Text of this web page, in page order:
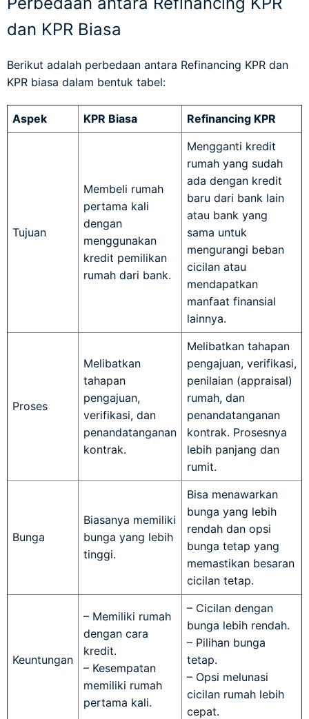
dan KPR Biasa
Berikut adalah perbedaan antara Refinancing KPR dan
KPR biasa dalam bentuk tabel:
Aspek KPR Biasa Refinancing KPR
Tujuan
Membeli rumah
pertama kali
dengan
menggunakan
kredit pemilikan
rumah dari bank.
Mengganti kredit
rumah yang sudah
ada dengan kredit
baru dari bank lain
atau bank yang
sama untuk
mengurangi beban
cicilan atau
mendapatkan
manfaat finansial
lainnya.
Proses
Melibatkan
tahapan
pengajuan,
verifikasi, dan
penandatanganan
kontrak.
Melibatkan tahapan
pengajuan, verifikasi,
penilaian (appraisal)
rumah, dan
penandatanganan
kontrak. Prosesnya
lebih panjang dan
rumit.
Bunga
Biasanya memiliki
bunga yang lebih
tinggi.
Bisa menawarkan
bunga yang lebih
rendah dan opsi
bunga tetap yang
memastikan besaran
cicilan tetap.
Keuntungan
– Memiliki rumah
dengan cara
kredit.
– Kesempatan
memiliki rumah
pertama kali.
– Cicilan dengan
bunga lebih rendah.
– Pilihan bunga
tetap.
– Opsi melunasi
cicilan rumah lebih
cepat.